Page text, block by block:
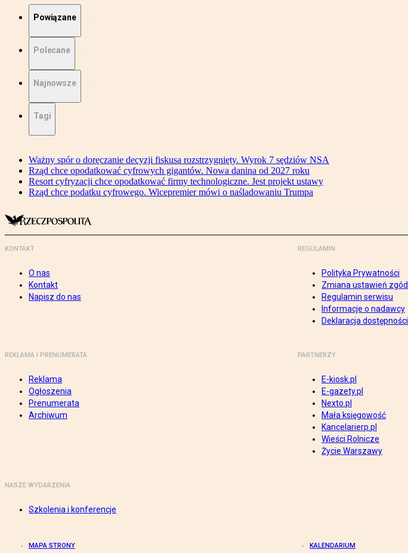
Powiązane
Polecane
Najnowsze
Tagi
Ważny spór o doręczanie decyzji fiskusa rozstrzygnięty. Wyrok 7 sędziów NSA
Rząd chce opodatkować cyfrowych gigantów. Nowa danina od 2027 roku
Resort cyfryzacji chce opodatkować firmy technologiczne. Jest projekt ustawy
Rząd chce podatku cyfrowego. Wicepremier mówi o naśladowaniu Trumpa
KONTAKT
O nas
Kontakt
Napisz do nas
REGULAMIN
Polityka Prywatności
Zmiana ustawień zgód
Regulamin serwisu
Informacje o nadawcy
Deklaracja dostępności
REKLAMA I PRENUMERATA
Reklama
Ogłoszenia
Prenumerata
Archiwum
PARTNERZY
E-kiosk.pl
E-gazety.pl
Nexto.pl
Mała księgowość
Kancelarierp.pl
Wieści Rolnicze
Życie Warszawy
NASZE WYDARZENIA
Szkolenia i konferencje
MAPA STRONY KALENDARIUM